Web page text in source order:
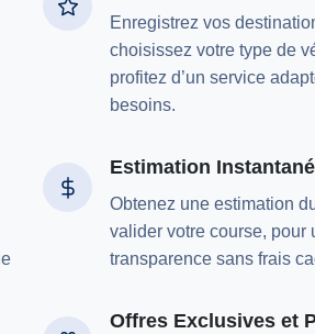
Enregistrez vos
choisissez votre type de
profitez d’un service
besoins.
Estimation
Obtenez une estimation
valider votre course, pour
transparence sans frais
Offres Exclusives et